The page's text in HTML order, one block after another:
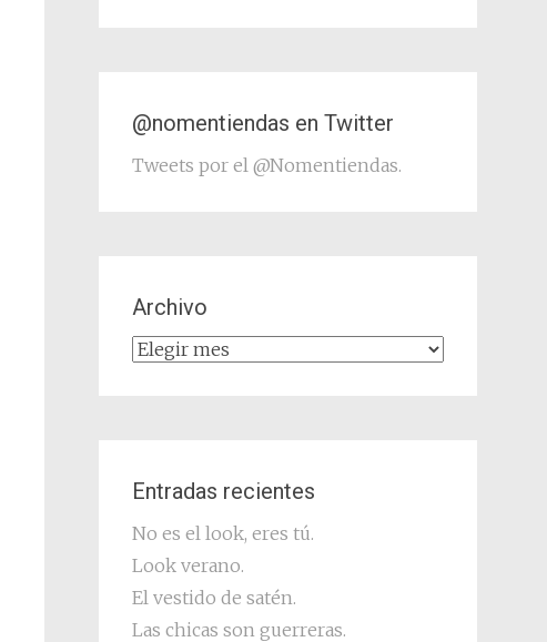
@nomentiendas en Twitter
Tweets por el @Nomentiendas.
Archivo
Archivo
Entradas recientes
No es el look, eres tú.
Look verano.
El vestido de satén.
Las chicas son guerreras.